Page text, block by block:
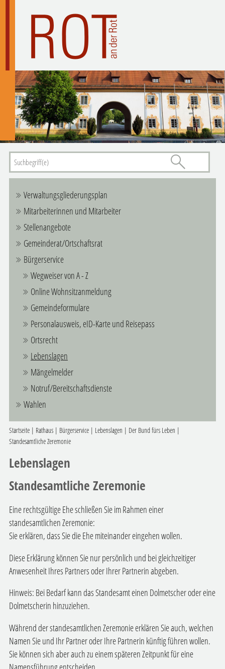
Verwaltungsgliederungsplan
Mitarbeiterinnen und Mitarbeiter
Stellenangebote
Gemeinderat/Ortschaftsrat
Bürgerservice
Wegweiser von A - Z
Online Wohnsitzanmeldung
Gemeindeformulare
Personalausweis, eID-Karte und Reisepass
Ortsrecht
Lebenslagen
Mängelmelder
Notruf/Bereitschaftsdienste
Wahlen
Startseite| Rathaus| Bürgerservice| Lebenslagen | Der Bund fürs Leben |
Standesamtliche Zeremonie
Lebenslagen
Standesamtliche Zeremonie
Eine rechtsgültige Ehe schließen Sie im Rahmen einer
standesamtlichen Zeremonie:
Sie erklären, dass Sie die Ehe miteinander eingehen wollen.
Diese Erklärung können Sie nur persönlich und bei gleichzeitiger
Anwesenheit Ihres Partners oder Ihrer Partnerin abgeben.
Hinweis: Bei Bedarf kann das Standesamt einen Dolmetscher oder eine
Dolmetscherin hinzuziehen.
Während der standesamtlichen Zeremonie erklären Sie auch, welchen
Namen Sie und Ihr Partner oder Ihre Partnerin künftig führen wollen.
Sie können sich aber auch zu einem späteren Zeitpunkt für eine